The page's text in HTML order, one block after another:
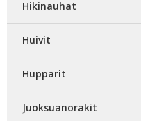
Hikinauhat
Huivit
Hupparit
Juoksuanorakit